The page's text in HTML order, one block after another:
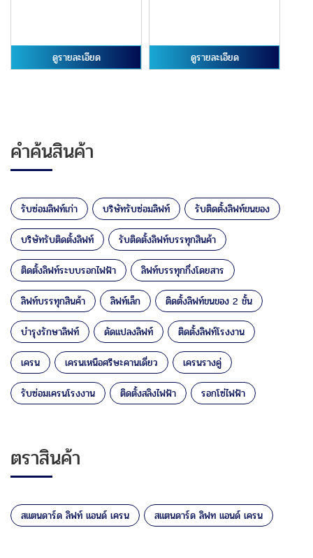
ดูรายละเอียด ดูรายละเอียด
คำค้นสินค้า
รับซ่อมลิฟท์เก่า บริษัทรับซ่อมลิฟท์ รับติดตั้งลิฟท์ขนของ
บริษัทรับติดตั้งลิฟท์ รับติดตั้งลิฟท์บรรทุกสินค้า
ติดตั้งลิฟท์ระบบรอกไฟฟ้า ลิฟท์บรรทุกกึ่งโดยสาร
ลิฟท์บรรทุกสินค้า ลิฟท์เล็ก ติดตั้งลิฟท์ขนของ 2 ชั้น
บำรุงรักษาลิฟท์ ดัดแปลงลิฟท์ ติดตั้งลิฟท์โรงงาน
เครน เครนเหนือศรีษะคานเดี่ยว เครนรางคู่
รับซ่อมเครนโรงงาน ติดตั้งสลิงไฟฟ้า รอกโซ่ไฟฟ้า
ตราสินค้า
สแตนดาร์ด ลิฟท์ แอนด์ เครน สแตนดาร์ด ลิฟท แอนด์ เครน